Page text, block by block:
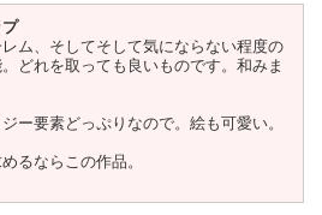
ム、そしてそして気にならない程度の
どれを取っても良いものです。和みま
ー要素どっぷりなので。絵も可愛い。
るならこの作品。